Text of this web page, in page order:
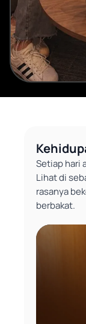
Setiap hari
Lihat di
rasanya
berbakat.